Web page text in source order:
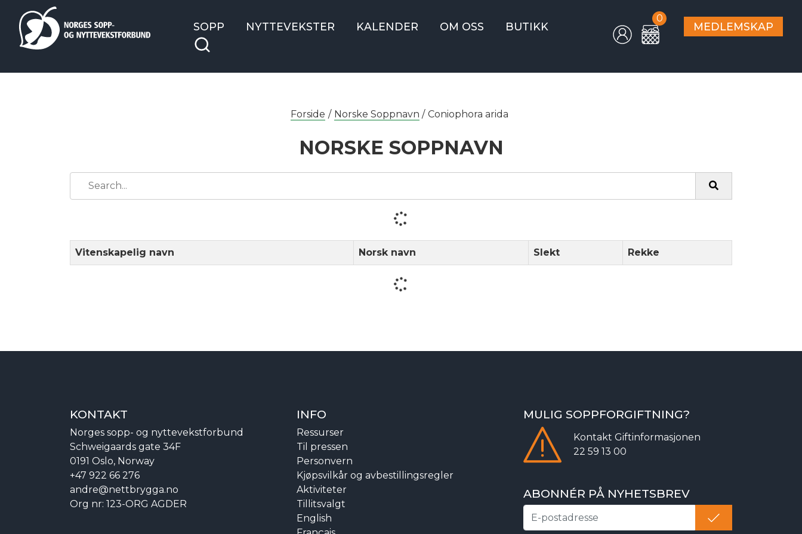
SOPP NYTTEVEKSTER KALENDER OM OSS BUTIKK
0
MEDLEMSKAP
Forside / Norske Soppnavn / Coniophora arida
NORSKE SOPPNAVN
Vitenskapelig navn Norsk navn Slekt Rekke
KONTAKT
Norges sopp- og nyttevekstforbund
Schweigaards gate 34F
0191 Oslo, Norway
+47 922 66 276
andre@nettbrygga.no
Org nr: 123-ORG AGDER
INFO
Ressurser
Til pressen
Personvern
Kjøpsvilkår og avbestillingsregler
Aktiviteter
Tillitsvalgt
English
MULIG SOPPFORGIFTNING?
Kontakt Giftinformasjonen
22 59 13 00
ABONNÉR PÅ NYHETSBREV